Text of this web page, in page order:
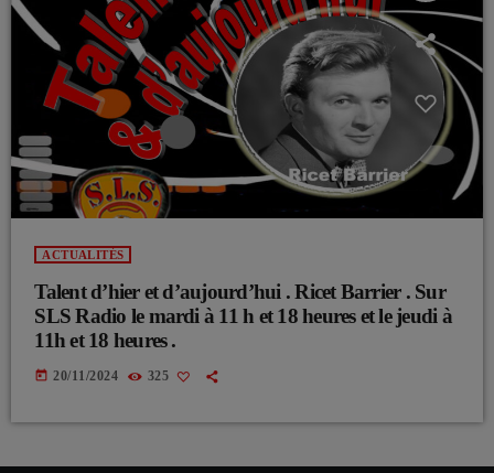
ACTUALITÉS
Talent d’hier et d’aujourd’hui . Ricet Barrier . Sur
SLS Radio le mardi à 11 h et 18 heures et le jeudi à
11h et 18 heures .
today 20/11/2024 325